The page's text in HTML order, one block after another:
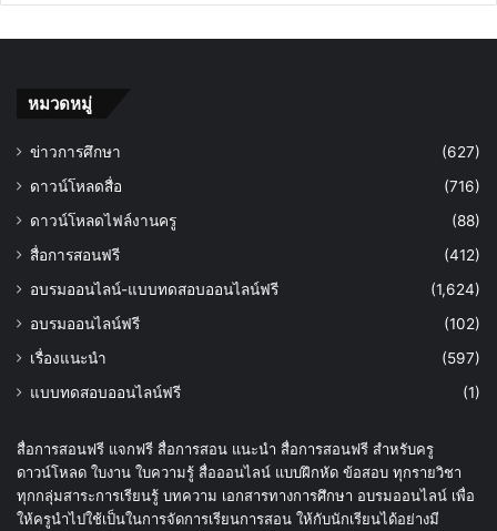
หมวดหมู่
ข่าวการศึกษา
(627)
ดาวน์โหลดสื่อ
(716)
ดาวน์โหลดไฟล์งานครู
(88)
สื่อการสอนฟรี
(412)
อบรมออนไลน์-แบบทดสอบออนไลน์ฟรี
(1,624)
อบรมออนไลน์ฟรี
(102)
เรื่องแนะนำ
(597)
แบบทดสอบออนไลน์ฟรี
(1)
สื่อการสอนฟรี แจกฟรี สื่อการสอน แนะนำ สื่อการสอนฟรี สำหรับครู
ดาวน์โหลด ใบงาน ใบความรู้ สื่อออนไลน์ แบบฝึกหัด ข้อสอบ ทุกรายวิชา
ทุกกลุ่มสาระการเรียนรู้ บทความ เอกสารทางการศึกษา อบรมออนไลน์ เพื่อ
ให้ครูนำไปใช้เป็นในการจัดการเรียนการสอน ให้กับนักเรียนได้อย่างมี